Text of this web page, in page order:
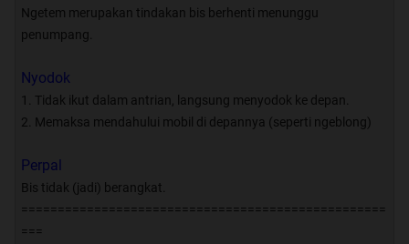
??|Keluarga Penggemar Bis
Bus
Ngetem merupakan tindakan bis berhenti menunggu
penumpang.
Nyodok
1. Tidak ikut dalam antrian, langsung menyodok ke depan.
2. Memaksa mendahului mobil di depannya (seperti ngeblong)
Perpal
Bis tidak (jadi) berangkat.
==================================================
===